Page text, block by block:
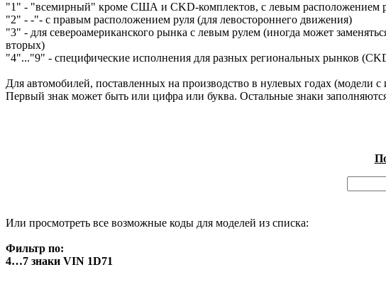
"1" - "всемирный" кроме США и CKD-комплектов, с левым расположением
"2" - -"- с правым расположением руля (для левостороннего движения)
"3" - для североамериканского рынка с левым рулем (иногда может
вторых)
"4"..."9" - специфические исполнения для разных региональных рынков
Для автомобилей, поставленных на производство в нулевых годах (модели
Первый знак может быть или цифра или буква. Остальные знаки
Или просмотреть все возможные коды для моделей из списка:
Фильтр по:
4…7 знаки VIN 1D71